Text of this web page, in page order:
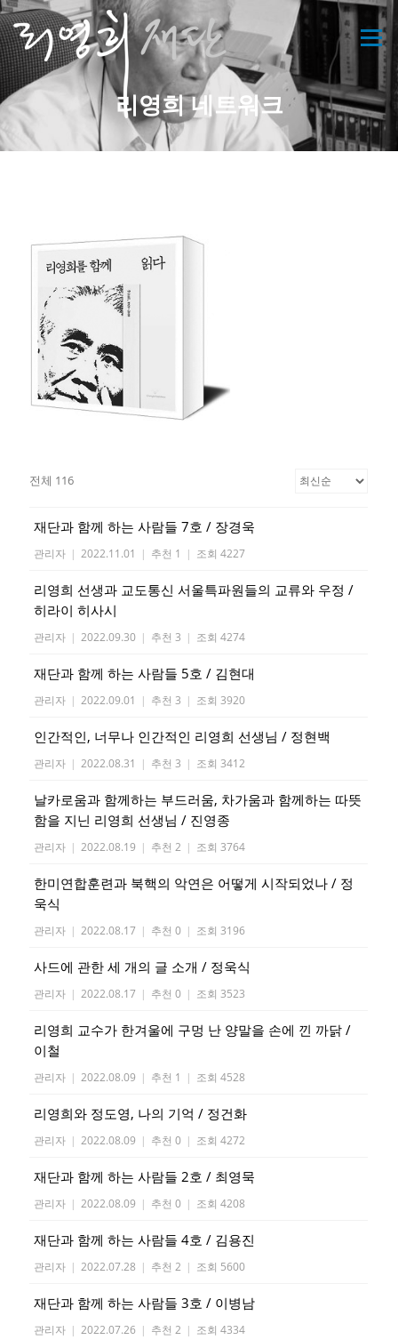
콘
텐
츠
로
바
로
가
기
메뉴
리영희 네트워크
전체 116
재단과 함께 하는 사람들 7호 / 장경욱
관리자 | 2022.11.01 | 추천 1 | 조회 4227
리영희 선생과 교도통신 서울특파원들의 교류와 우정 /
히라이 히사시
관리자 | 2022.09.30 | 추천 3 | 조회 4274
재단과 함께 하는 사람들 5호 / 김현대
관리자 | 2022.09.01 | 추천 3 | 조회 3920
인간적인, 너무나 인간적인 리영희 선생님 / 정현백
관리자 | 2022.08.31 | 추천 3 | 조회 3412
날카로움과 함께하는 부드러움, 차가움과 함께하는 따뜻
함을 지닌 리영희 선생님 / 진영종
관리자 | 2022.08.19 | 추천 2 | 조회 3764
한미연합훈련과 북핵의 악연은 어떻게 시작되었나 / 정
욱식
관리자 | 2022.08.17 | 추천 0 | 조회 3196
사드에 관한 세 개의 글 소개 / 정욱식
관리자 | 2022.08.17 | 추천 0 | 조회 3523
리영희 교수가 한겨울에 구멍 난 양말을 손에 낀 까닭 /
이철
관리자 | 2022.08.09 | 추천 1 | 조회 4528
리영희와 정도영, 나의 기억 / 정건화
관리자 | 2022.08.09 | 추천 0 | 조회 4272
재단과 함께 하는 사람들 2호 / 최영묵
관리자 | 2022.08.09 | 추천 0 | 조회 4208
재단과 함께 하는 사람들 4호 / 김용진
관리자 | 2022.07.28 | 추천 2 | 조회 5600
재단과 함께 하는 사람들 3호 / 이병남
관리자 | 2022.07.26 | 추천 2 | 조회 4334